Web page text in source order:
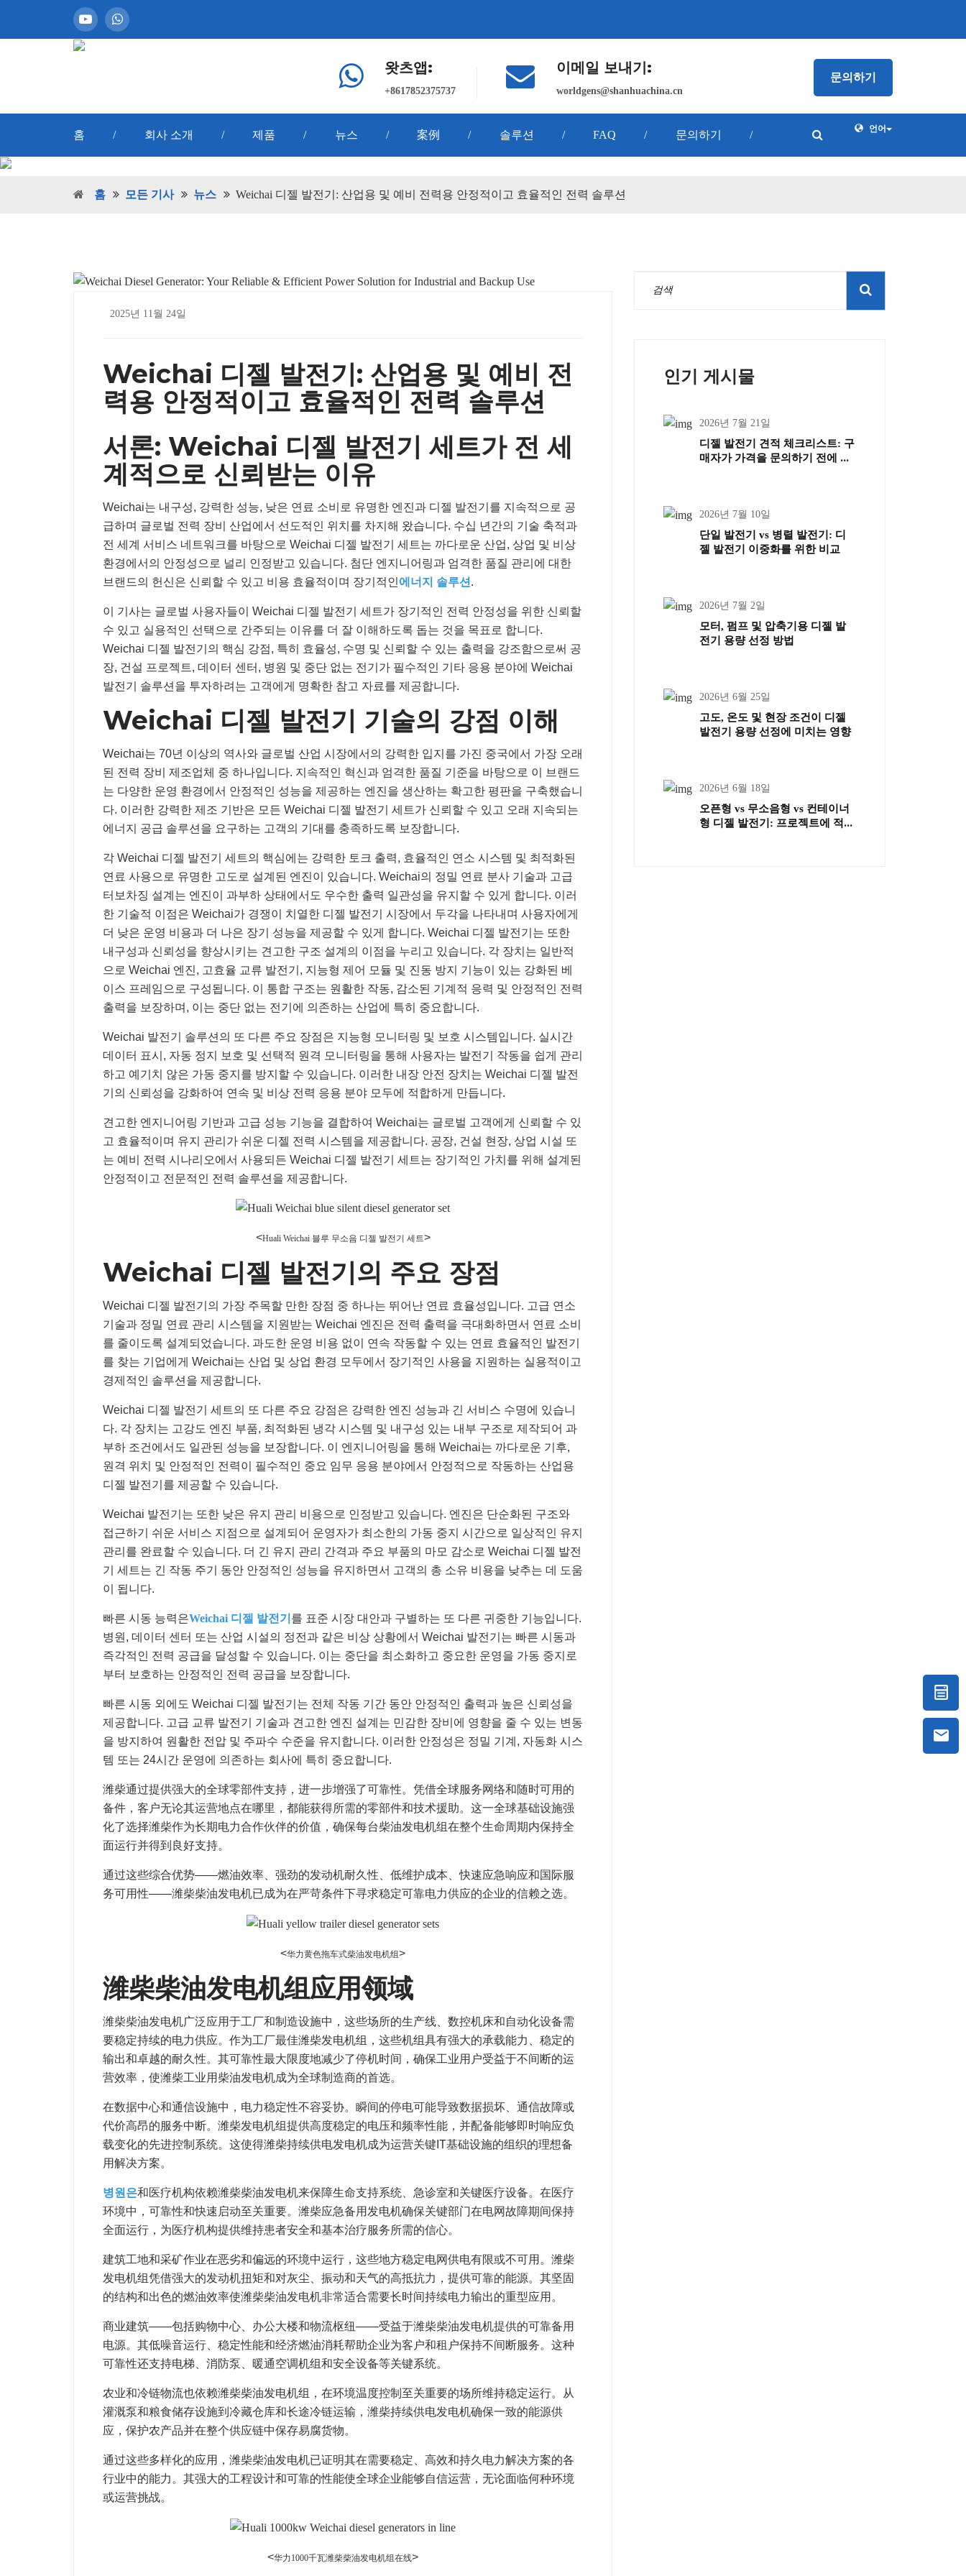
왓츠앱:
+8617852375737
이메일 보내기:
worldgens@shanhuachina.cn
문의하기
홈 / 회사 소개 / 제품 / 뉴스 / 案例 / 솔루션 / FAQ / 문의하기 / 언어
홈 모든 기사 뉴스 Weichai 디젤 발전기: 산업용 및 예비 전력용 안정적이고 효율적인 전력 솔루션
2025년 11월 24일
Weichai 디젤 발전기: 산업용 및 예비 전
력용 안정적이고 효율적인 전력 솔루션
서론: Weichai 디젤 발전기 세트가 전 세
계적으로 신뢰받는 이유
Weichai는 내구성, 강력한 성능, 낮은 연료 소비로 유명한 엔진과 디젤 발전기를 지속적으로 공
급하며 글로벌 전력 장비 산업에서 선도적인 위치를 차지해 왔습니다. 수십 년간의 기술 축적과
전 세계 서비스 네트워크를 바탕으로 Weichai 디젤 발전기 세트는 까다로운 산업, 상업 및 비상
환경에서의 안정성으로 널리 인정받고 있습니다. 첨단 엔지니어링과 엄격한 품질 관리에 대한
브랜드의 헌신은 신뢰할 수 있고 비용 효율적이며 장기적인에너지 솔루션 .
이 기사는 글로벌 사용자들이 Weichai 디젤 발전기 세트가 장기적인 전력 안정성을 위한 신뢰할
수 있고 실용적인 선택으로 간주되는 이유를 더 잘 이해하도록 돕는 것을 목표로 합니다.
Weichai 디젤 발전기의 핵심 강점, 특히 효율성, 수명 및 신뢰할 수 있는 출력을 강조함으로써 공
장, 건설 프로젝트, 데이터 센터, 병원 및 중단 없는 전기가 필수적인 기타 응용 분야에 Weichai
발전기 솔루션을 투자하려는 고객에게 명확한 참고 자료를 제공합니다.
Weichai 디젤 발전기 기술의 강점 이해
Weichai는 70년 이상의 역사와 글로벌 산업 시장에서의 강력한 입지를 가진 중국에서 가장 오래
된 전력 장비 제조업체 중 하나입니다. 지속적인 혁신과 엄격한 품질 기준을 바탕으로 이 브랜드
는 다양한 운영 환경에서 안정적인 성능을 제공하는 엔진을 생산하는 확고한 평판을 구축했습니
다. 이러한 강력한 제조 기반은 모든 Weichai 디젤 발전기 세트가 신뢰할 수 있고 오래 지속되는
에너지 공급 솔루션을 요구하는 고객의 기대를 충족하도록 보장합니다.
각 Weichai 디젤 발전기 세트의 핵심에는 강력한 토크 출력, 효율적인 연소 시스템 및 최적화된
연료 사용으로 유명한 고도로 설계된 엔진이 있습니다. Weichai의 정밀 연료 분사 기술과 고급
터보차징 설계는 엔진이 과부하 상태에서도 우수한 출력 일관성을 유지할 수 있게 합니다. 이러
한 기술적 이점은 Weichai가 경쟁이 치열한 디젤 발전기 시장에서 두각을 나타내며 사용자에게
더 낮은 운영 비용과 더 나은 장기 성능을 제공할 수 있게 합니다. Weichai 디젤 발전기는 또한
내구성과 신뢰성을 향상시키는 견고한 구조 설계의 이점을 누리고 있습니다. 각 장치는 일반적
으로 Weichai 엔진, 고효율 교류 발전기, 지능형 제어 모듈 및 진동 방지 기능이 있는 강화된 베
이스 프레임으로 구성됩니다. 이 통합 구조는 원활한 작동, 감소된 기계적 응력 및 안정적인 전력
출력을 보장하며, 이는 중단 없는 전기에 의존하는 산업에 특히 중요합니다.
Weichai 발전기 솔루션의 또 다른 주요 장점은 지능형 모니터링 및 보호 시스템입니다. 실시간
데이터 표시, 자동 정지 보호 및 선택적 원격 모니터링을 통해 사용자는 발전기 작동을 쉽게 관리
하고 예기치 않은 가동 중지를 방지할 수 있습니다. 이러한 내장 안전 장치는 Weichai 디젤 발전
기의 신뢰성을 강화하여 연속 및 비상 전력 응용 분야 모두에 적합하게 만듭니다.
견고한 엔지니어링 기반과 고급 성능 기능을 결합하여 Weichai는 글로벌 고객에게 신뢰할 수 있
고 효율적이며 유지 관리가 쉬운 디젤 전력 시스템을 제공합니다. 공장, 건설 현장, 상업 시설 또
는 예비 전력 시나리오에서 사용되든 Weichai 디젤 발전기 세트는 장기적인 가치를 위해 설계된
안정적이고 전문적인 전력 솔루션을 제공합니다.
<Huali Weichai 블루 무소음 디젤 발전기 세트>
Weichai 디젤 발전기의 주요 장점
Weichai 디젤 발전기의 가장 주목할 만한 장점 중 하나는 뛰어난 연료 효율성입니다. 고급 연소
기술과 정밀 연료 관리 시스템을 지원받는 Weichai 엔진은 전력 출력을 극대화하면서 연료 소비
를 줄이도록 설계되었습니다. 과도한 운영 비용 없이 연속 작동할 수 있는 연료 효율적인 발전기
를 찾는 기업에게 Weichai는 산업 및 상업 환경 모두에서 장기적인 사용을 지원하는 실용적이고
경제적인 솔루션을 제공합니다.
Weichai 디젤 발전기 세트의 또 다른 주요 강점은 강력한 엔진 성능과 긴 서비스 수명에 있습니
다. 각 장치는 고강도 엔진 부품, 최적화된 냉각 시스템 및 내구성 있는 내부 구조로 제작되어 과
부하 조건에서도 일관된 성능을 보장합니다. 이 엔지니어링을 통해 Weichai는 까다로운 기후,
원격 위치 및 안정적인 전력이 필수적인 중요 임무 응용 분야에서 안정적으로 작동하는 산업용
디젤 발전기를 제공할 수 있습니다.
Weichai 발전기는 또한 낮은 유지 관리 비용으로 인정받고 있습니다. 엔진은 단순화된 구조와
접근하기 쉬운 서비스 지점으로 설계되어 운영자가 최소한의 가동 중지 시간으로 일상적인 유지
관리를 완료할 수 있습니다. 더 긴 유지 관리 간격과 주요 부품의 마모 감소로 Weichai 디젤 발전
기 세트는 긴 작동 주기 동안 안정적인 성능을 유지하면서 고객의 총 소유 비용을 낮추는 데 도움
이 됩니다.
빠른 시동 능력은Weichai 디젤 발전기 를 표준 시장 대안과 구별하는 또 다른 귀중한 기능입니다.
병원, 데이터 센터 또는 산업 시설의 정전과 같은 비상 상황에서 Weichai 발전기는 빠른 시동과
즉각적인 전력 공급을 달성할 수 있습니다. 이는 중단을 최소화하고 중요한 운영을 가동 중지로
부터 보호하는 안정적인 전력 공급을 보장합니다.
빠른 시동 외에도 Weichai 디젤 발전기는 전체 작동 기간 동안 안정적인 출력과 높은 신뢰성을
제공합니다. 고급 교류 발전기 기술과 견고한 엔진 설계는 민감한 장비에 영향을 줄 수 있는 변동
을 방지하여 원활한 전압 및 주파수 수준을 유지합니다. 이러한 안정성은 정밀 기계, 자동화 시스
템 또는 24시간 운영에 의존하는 회사에 특히 중요합니다.
潍柴通过提供强大的全球零部件支持，进一步增强了可靠性。凭借全球服务网络和随时可用的
备件，客户无论其运营地点在哪里，都能获得所需的零部件和技术援助。这一全球基础设施强
化了选择潍柴作为长期电力合作伙伴的价值，确保每台柴油发电机组在整个生命周期内保持全
面运行并得到良好支持。
通过这些综合优势——燃油效率、强劲的发动机耐久性、低维护成本、快速应急响应和国际服
务可用性——潍柴柴油发电机已成为在严苛条件下寻求稳定可靠电力供应的企业的信赖之选。
<华力黄色拖车式柴油发电机组>
潍柴柴油发电机组应用领域
潍柴柴油发电机广泛应用于工厂和制造设施中，这些场所的生产线、数控机床和自动化设备需
要稳定持续的电力供应。作为工厂最佳潍柴发电机组，这些机组具有强大的承载能力、稳定的
输出和卓越的耐久性。其可靠性最大限度地减少了停机时间，确保工业用户受益于不间断的运
营效率，使潍柴工业用柴油发电机成为全球制造商的首选。
在数据中心和通信设施中，电力稳定性不容妥协。瞬间的停电可能导致数据损坏、通信故障或
代价高昂的服务中断。潍柴发电机组提供高度稳定的电压和频率性能，并配备能够即时响应负
载变化的先进控制系统。这使得潍柴持续供电发电机成为运营关键IT基础设施的组织的理想备
用解决方案。
병원은和医疗机构依赖潍柴柴油发电机来保障生命支持系统、急诊室和关键医疗设备。在医疗
环境中，可靠性和快速启动至关重要。潍柴应急备用发电机确保关键部门在电网故障期间保持
全面运行，为医疗机构提供维持患者安全和基本治疗服务所需的信心。
建筑工地和采矿作业在恶劣和偏远的环境中运行，这些地方稳定电网供电有限或不可用。潍柴
发电机组凭借强大的发动机扭矩和对灰尘、振动和天气的高抵抗力，提供可靠的能源。其坚固
的结构和出色的燃油效率使潍柴柴油发电机非常适合需要长时间持续电力输出的重型应用。
商业建筑——包括购物中心、办公大楼和物流枢纽——受益于潍柴柴油发电机提供的可靠备用
电源。其低噪音运行、稳定性能和经济燃油消耗帮助企业为客户和租户保持不间断服务。这种
可靠性还支持电梯、消防泵、暖通空调机组和安全设备等关键系统。
农业和冷链物流也依赖潍柴柴油发电机组，在环境温度控制至关重要的场所维持稳定运行。从
灌溉泵和粮食储存设施到冷藏仓库和长途冷链运输，潍柴持续供电发电机确保一致的能源供
应，保护农产品并在整个供应链中保存易腐货物。
通过这些多样化的应用，潍柴柴油发电机已证明其在需要稳定、高效和持久电力解决方案的各
行业中的能力。其强大的工程设计和可靠的性能使全球企业能够自信运营，无论面临何种环境
或运营挑战。
<华力1000千瓦潍柴柴油发电机组在线>
인기 게시물
2026년 7월 21일
디젤 발전기 견적 체크리스트: 구
매자가 가격을 문의하기 전에 준
2026년 7월 10일
단일 발전기 vs 병렬 발전기: 디
젤 발전기 이중화를 위한 비교
2026년 7월 2일
모터, 펌프 및 압축기용 디젤 발
전기 용량 선정 방법
2026년 6월 25일
고도, 온도 및 현장 조건이 디젤
발전기 용량 선정에 미치는 영향
2026년 6월 18일
오픈형 vs 무소음형 vs 컨테이너
형 디젤 발전기: 프로젝트에 적합